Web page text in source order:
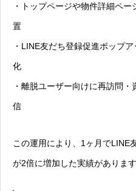
・トップページや物件詳細ペー
置
・LINE友だち登録促進ポップ
化
・離脱ユーザー向けに再訪問
信
この運用により、1ヶ月でLINE
が2倍に増加した実績があります